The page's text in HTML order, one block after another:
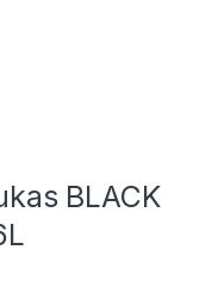
BLACK